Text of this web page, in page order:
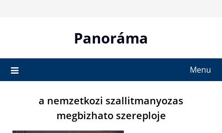
Panoráma
Menu
a nemzetkozi szallitmanyozas
megbizhato szereploje